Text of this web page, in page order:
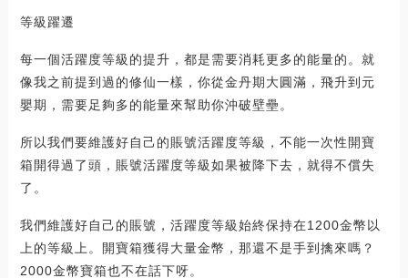
等級躍遷
每一個活躍度等級的提升，都是需要消耗更多的能量的。就
像我之前提到過的修仙一樣，你從金丹期大圓滿，飛升到元
嬰期，需要足夠多的能量來幫助你沖破壁壘。
所以我們要維護好自己的賬號活躍度等級，不能一次性開寶
箱開得過了頭，賬號活躍度等級如果被降下去，就得不償失
了。
我們維護好自己的賬號，活躍度等級始終保持在1200金幣以
上的等級上。開寶箱獲得大量金幣，那還不是手到擒來嗎？
2000金幣寶箱也不在話下呀。